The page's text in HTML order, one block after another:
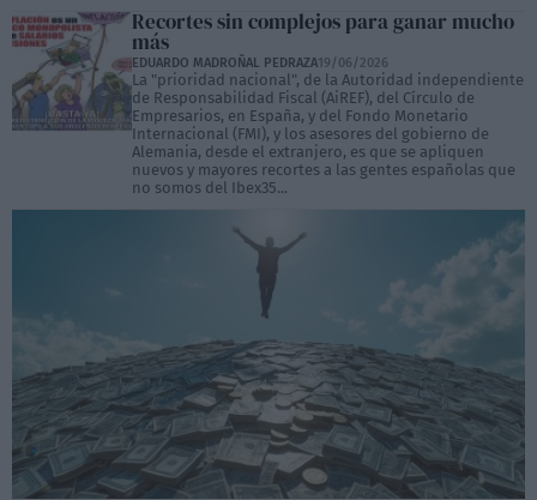
Recortes sin complejos para ganar mucho
más
EDUARDO MADROÑAL PEDRAZA19/06/2026
La "prioridad nacional", de la Autoridad independiente
de Responsabilidad Fiscal (AiREF), del Círculo de
Empresarios, en España, y del Fondo Monetario
Internacional (FMI), y los asesores del gobierno de
Alemania, desde el extranjero, es que se apliquen
nuevos y mayores recortes a las gentes españolas que
no somos del Ibex35...